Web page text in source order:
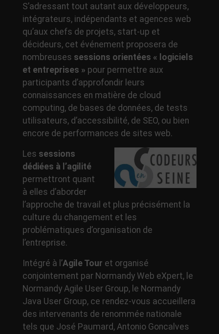
S’adressant tout autant aux développeurs,
intégrateurs, indépendants et agences web
qu’aux chefs de projets, start-up et
décideurs, cet événement proposera de
nombreuses sessions orientées « logiciels
et entreprises » pour permettre aux
participants d’approfondir leurs
connaissances en matière de cloud
computing, de bases de données, de tests
utilisateurs, d’accessibilité, de SEO, ou bien
encore de performances de sites web.
Les sessions
dédiées à l’agilité
permettront quant
à elles d’aborder
l’approche de travail et plus précisément la
culture du changement et les
problématiques d’organisation de
l’entreprise.
Intégré à l’Agile Tour et organisé
conjointement par Normandy Web eXpert, le
Normandy Agile User Group, le Normandy
Java User Group, ce rendez-vous accueillera
des intervenants de renommée nationale
tels que José Paumard, Antonio Goncalves